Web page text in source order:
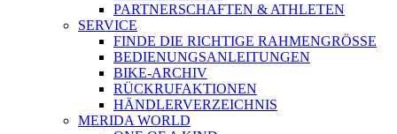
PARTNERSCHAFTEN & ATHLETEN
SERVICE
FINDE DIE RICHTIGE RAHMENGRÖSSE
BEDIENUNGSANLEITUNGEN
BIKE-ARCHIV
RÜCKRUFAKTIONEN
HÄNDLERVERZEICHNIS
MERIDA WORLD